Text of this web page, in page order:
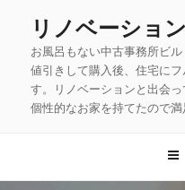
キ
リノベーショ
お風呂もない中古事務所ビ
値引きして購入後、住宅に
す。リノベーションと出会っ
個性的なお家を持てたので満